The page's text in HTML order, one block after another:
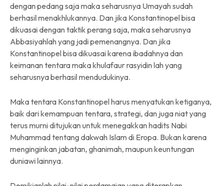
dengan pedang saja maka seharusnya Umayah sudah
berhasil menakhlukannya. Dan jika Konstantinopel bisa
dikuasai dengan taktik perang saja, maka seharusnya
Abbasiyahlah yang jadi pemenangnya. Dan jika
Konstantinopel bisa dikuasai karena ibadahnya dan
keimanan tentara maka khulafaur rasyidin lah yang
seharusnya berhasil mendudukinya.
Maka tentara Konstantinopel harus menyatukan ketiganya,
baik dari kemampuan tentara, strategi, dan juga niat yang
terus murni ditujukan untuk menegakkan hadits Nabi
Muhammad tentang dakwah Islam di Eropa. Bukan karena
menginginkan jabatan, ghanimah, maupun keuntungan
duniawi lainnya.